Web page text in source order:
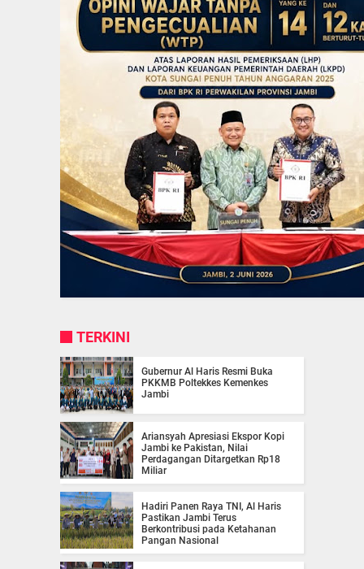
TERKINI
Gubernur Al Haris Resmi Buka
PKKMB Poltekkes Kemenkes
Jambi
Ariansyah Apresiasi Ekspor Kopi
Jambi ke Pakistan, Nilai
Perdagangan Ditargetkan Rp18
Miliar
Hadiri Panen Raya TNI, Al Haris
Pastikan Jambi Terus
Berkontribusi pada Ketahanan
Pangan Nasional